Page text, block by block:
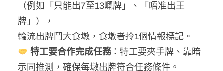
（例如「只能出7至13嘅牌」、「唔准出王
牌」），
輪流出牌鬥大食墩，食墩者拎1個情報標記。
特工要合作完成任務：特工要夾手牌、靠暗
示同推測，確保每墩出牌符合任務條件。